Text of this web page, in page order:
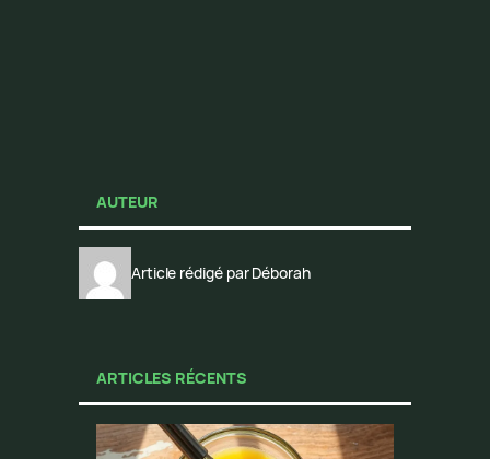
AUTEUR
Article rédigé par Déborah
ARTICLES RÉCENTS